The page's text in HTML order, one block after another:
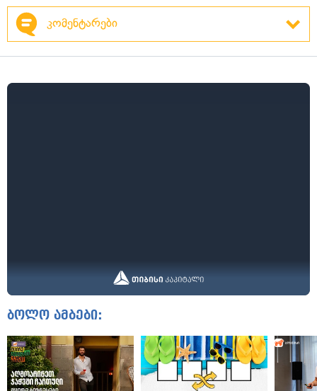
კომენტარები
ბოლო ამბები: